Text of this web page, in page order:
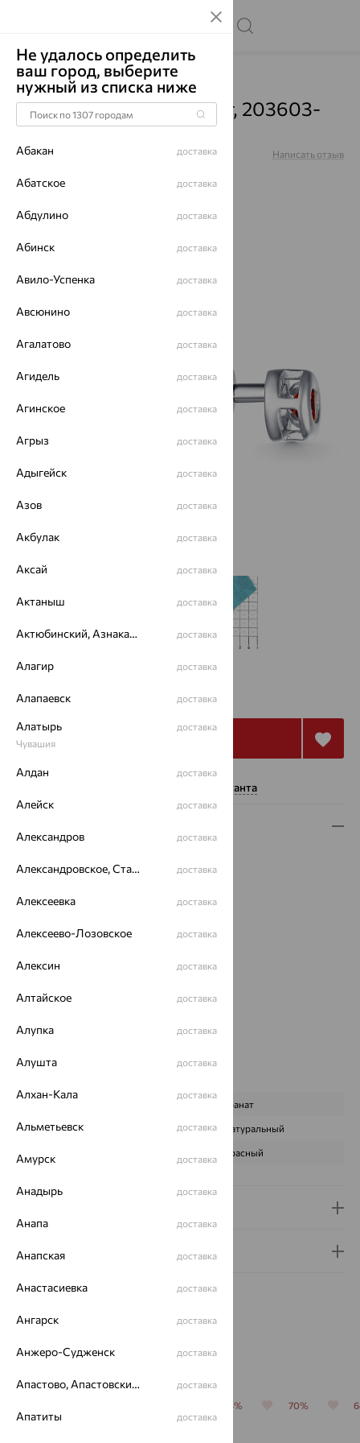
Главная Каталог Серьги Гранат
Серьги, серебро, гранат, 203603-
006-0019
Артикул: Написать отзыв
от 679
Нужна помощь консультанта
Вес:1.15 — 1.16
Страна происхождения:
РОССИЯ
Вид покрытия:
Бренд:INTALIA
Цвет вставки:
Наименование цвета вставки:
Красный
Гранат
ПРОИСХОЖДЕНИЕ Натуральный
Красный
Гарантия и возврат
Похожие изделия
64% 70%
Не удалось определить
ваш город, выберите
нужный из списка ниже
Абакан доставка
Абатское доставка
Абдулино доставка
Абинск доставка
Авило-Успенка доставка
Авсюнино доставка
Агалатово доставка
Агидель доставка
Агинское доставка
Агрыз доставка
Адыгейск доставка
Азов доставка
Акбулак доставка
Аксай доставка
Актаныш доставка
Актюбинский, Азнакаевский район доставка
Алагир доставка
Алапаевск доставка
Алатырь
Чувашия
доставка
Алдан доставка
Алейск доставка
Александров доставка
Александровское, Ставропольский край доставка
Алексеевка доставка
Алексеево-Лозовское доставка
Алексин доставка
Алтайское доставка
Алупка доставка
Алушта доставка
Алхан-Кала доставка
Альметьевск доставка
Амурск доставка
Анадырь доставка
Анапа доставка
Анапская доставка
Анастасиевка доставка
Ангарск доставка
Анжеро-Судженск доставка
Апастово, Апастовский район доставка
Апатиты доставка